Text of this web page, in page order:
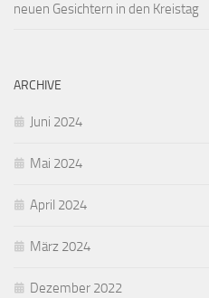
neuen Gesichtern in den Kreistag
ARCHIVE
Juni 2024
Mai 2024
April 2024
März 2024
Dezember 2022